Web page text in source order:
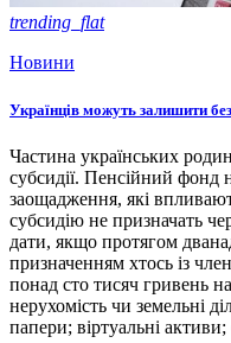
trending_flat
Новини
Українців можуть залишити
Частина українських
субсидії. Пенсійний фонд
заощадження, які
субсидію не призначать
дати, якщо протягом
призначенням хтось із
понад сто тисяч гривень
нерухомість чи земельні
папери; віртуальні активи;